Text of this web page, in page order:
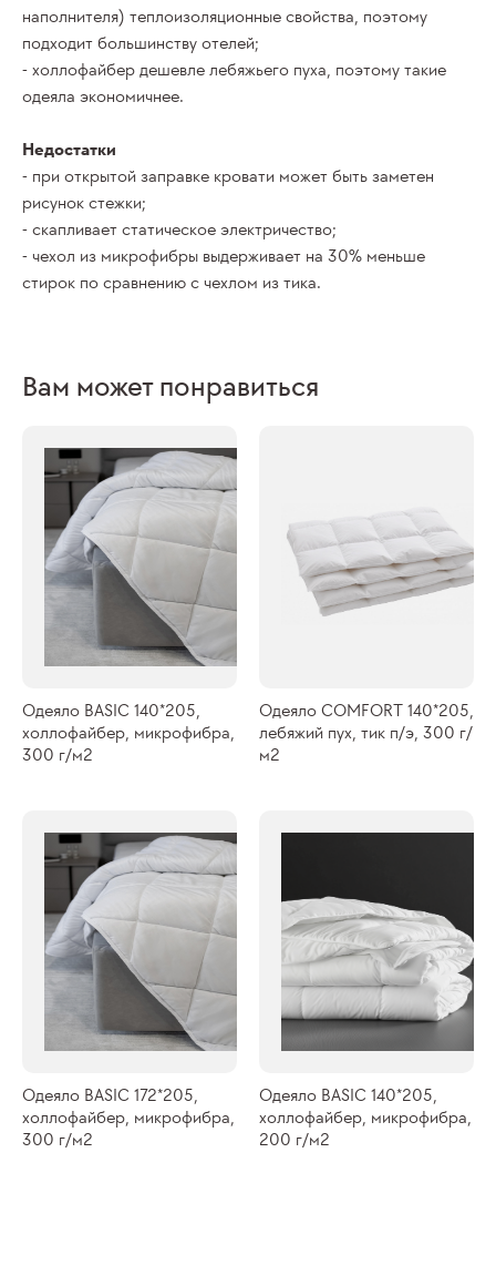
наполнителя) теплоизоляционные свойства, поэтому
подходит большинству отелей;
- холлофайбер дешевле лебяжьего пуха, поэтому такие
одеяла экономичнее.
Недостатки
- при открытой заправке кровати может быть заметен
рисунок стежки;
- скапливает статическое электричество;
- чехол из микрофибры выдерживает на 30% меньше
стирок по сравнению с чехлом из тика.
Вам может понравиться
Одеяло BASIC 140*205,
холлофайбер, микрофибра,
300 г/м2
Одеяло COMFORT 140*205,
лебяжий пух, тик п/э, 300 г/
м2
Одеяло BASIC 172*205,
холлофайбер, микрофибра,
300 г/м2
Одеяло BASIC 140*205,
холлофайбер, микрофибра,
200 г/м2